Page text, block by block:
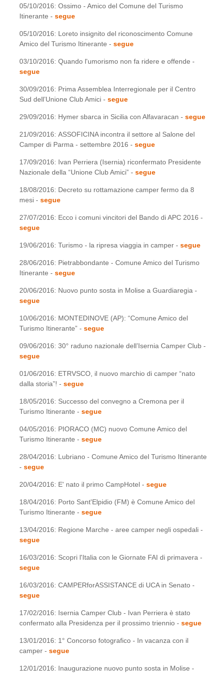
05/10/2016: Ossimo - Amico del Comune del Turismo
Itinerante - segue
05/10/2016: Loreto insignito del riconoscimento Comune
Amico del Turismo Itinerante - segue
03/10/2016: Quando l'umorismo non fa ridere e offende -
segue
30/09/2016: Prima Assemblea Interregionale per il Centro
Sud dell’Unione Club Amici - segue
29/09/2016: Hymer sbarca in Sicilia con Alfavaracan - segue
21/09/2016: ASSOFICINA incontra il settore al Salone del
Camper di Parma - settembre 2016 - segue
17/09/2016: Ivan Perriera (Isernia) riconfermato Presidente
Nazionale della “Unione Club Amici” - segue
18/08/2016: Decreto su rottamazione camper fermo da 8
mesi - segue
27/07/2016: Ecco i comuni vincitori del Bando di APC 2016 -
segue
19/06/2016: Turismo - la ripresa viaggia in camper - segue
28/06/2016: Pietrabbondante - Comune Amico del Turismo
Itinerante - segue
20/06/2016: Nuovo punto sosta in Molise a Guardiaregia -
segue
10/06/2016: MONTEDINOVE (AP): “Comune Amico del
Turismo Itinerante” - segue
09/06/2016: 30° raduno nazionale dell’Isernia Camper Club -
segue
01/06/2016: ETRVSCO, il nuovo marchio di camper “nato
dalla storia”! - segue
18/05/2016: Successo del convegno a Cremona per il
Turismo Itinerante - segue
04/05/2016: PIORACO (MC) nuovo Comune Amico del
Turismo Itinerante - segue
28/04/2016: Lubriano - Comune Amico del Turismo Itinerante
- segue
20/04/2016: E' nato il primo CampHotel - segue
18/04/2016: Porto Sant'Elpidio (FM) è Comune Amico del
Turismo Itinerante - segue
13/04/2016: Regione Marche - aree camper negli ospedali -
segue
16/03/2016: Scopri l'Italia con le Giornate FAI di primavera -
segue
16/03/2016: CAMPERforASSISTANCE di UCA in Senato -
segue
17/02/2016: Isernia Camper Club - Ivan Perriera è stato
confermato alla Presidenza per il prossimo triennio - segue
13/01/2016: 1° Concorso fotografico - In vacanza con il
camper - segue
12/01/2016: Inaugurazione nuovo punto sosta in Molise -